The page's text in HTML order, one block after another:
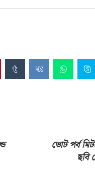
ভোট পর্ব
ছবি